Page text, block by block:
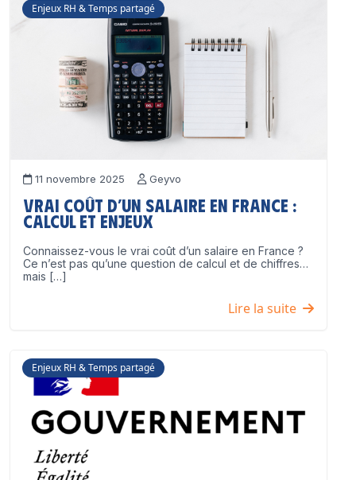
Enjeux RH & Temps partagé
11 novembre 2025 Geyvo
Vrai coût d’un salaire en France :
calcul et enjeux
Connaissez-vous le vrai coût d’un salaire en France ?
Ce n’est pas qu’une question de calcul et de chiffres…
mais […]
Lire la suite
Enjeux RH & Temps partagé